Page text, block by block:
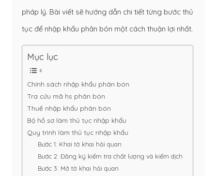
pháp lý. Bài viết sẽ hướng dẫn chi tiết từng bước thủ
tục để nhập khẩu phân bón một cách thuận lợi nhất.
Mục lục
Chính sách nhập khẩu phân bón
Tra cứu mã hs phân bón
Thuế nhập khẩu phân bón
Bộ hồ sơ làm thủ tục nhập khẩu
Quy trình làm thủ tục nhập khẩu
Bước 1: Khai tờ khai hải quan
Bước 2: Đăng ký kiểm tra chất lượng và kiểm dịch
Bước 3: Mở tờ khai hải quan